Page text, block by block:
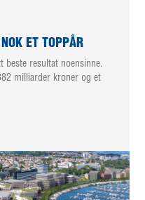
ET TOPPÅR
beste resultat noensinne.
milliarder kroner og et